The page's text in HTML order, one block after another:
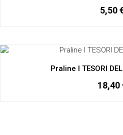
5,50
Praline I TESORI
18,40